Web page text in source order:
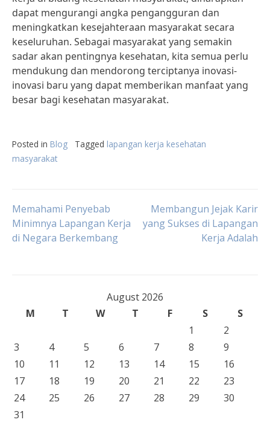
dapat mengurangi angka pengangguran dan
meningkatkan kesejahteraan masyarakat secara
keseluruhan. Sebagai masyarakat yang semakin
sadar akan pentingnya kesehatan, kita semua perlu
mendukung dan mendorong terciptanya inovasi-
inovasi baru yang dapat memberikan manfaat yang
besar bagi kesehatan masyarakat.
Posted in Blog Tagged lapangan kerja kesehatan
masyarakat
Post
navigation
Memahami Penyebab
Minimnya Lapangan Kerja
di Negara Berkembang
Membangun Jejak Karir
yang Sukses di Lapangan
Kerja Adalah
August 2026
M
T W T F S
S
1
2
3
4 5 6 7 8
9
10
11 12 13 14 15
16
17
18 19 20 21 22
23
24
25 26 27 28 29
30
31